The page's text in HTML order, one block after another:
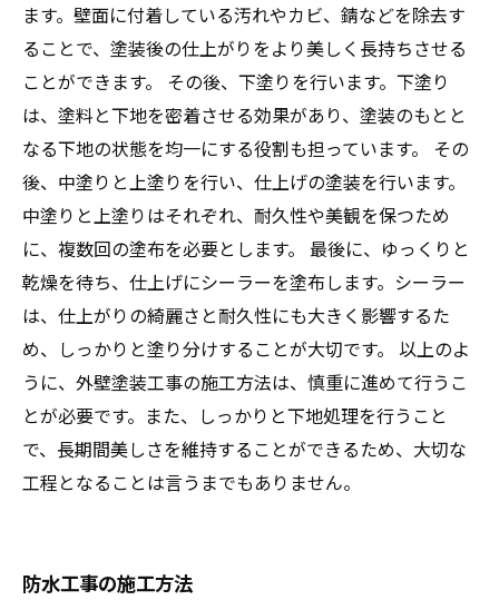
ます。壁面に付着している汚れやカビ、錆などを除去す
ることで、塗装後の仕上がりをより美しく長持ちさせる
ことができます。 その後、下塗りを行います。下塗り
は、塗料と下地を密着させる効果があり、塗装のもとと
なる下地の状態を均一にする役割も担っています。 その
後、中塗りと上塗りを行い、仕上げの塗装を行います。
中塗りと上塗りはそれぞれ、耐久性や美観を保つため
に、複数回の塗布を必要とします。 最後に、ゆっくりと
乾燥を待ち、仕上げにシーラーを塗布します。シーラー
は、仕上がりの綺麗さと耐久性にも大きく影響するた
め、しっかりと塗り分けすることが大切です。 以上のよ
うに、外壁塗装工事の施工方法は、慎重に進めて行うこ
とが必要です。また、しっかりと下地処理を行うこと
で、長期間美しさを維持することができるため、大切な
工程となることは言うまでもありません。
防水工事の施工方法